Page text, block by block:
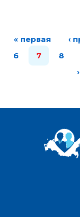
« первая ‹
6
7 8
›